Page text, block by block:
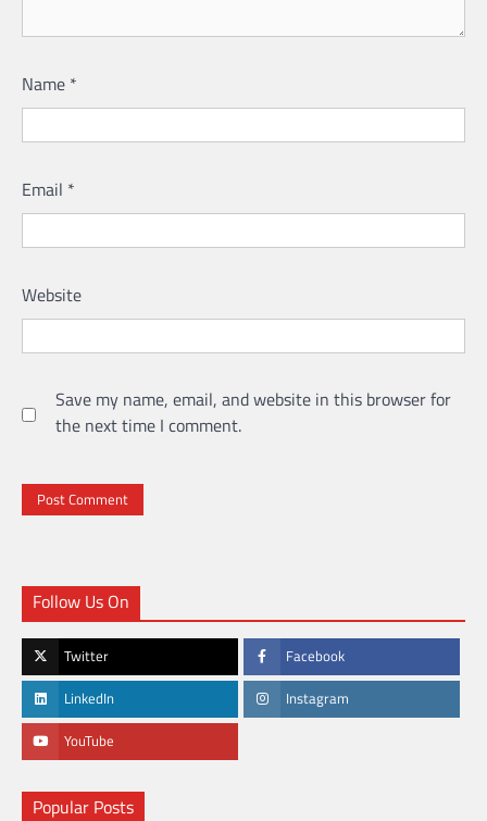
Name *
Email *
Website
Save my name, email, and website in this browser for
the next time I comment.
Follow Us On
Twitter Facebook
LinkedIn Instagram
YouTube
Popular Posts